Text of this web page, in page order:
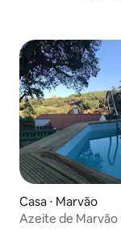
Casa ⋅ Marvão
Azeite de